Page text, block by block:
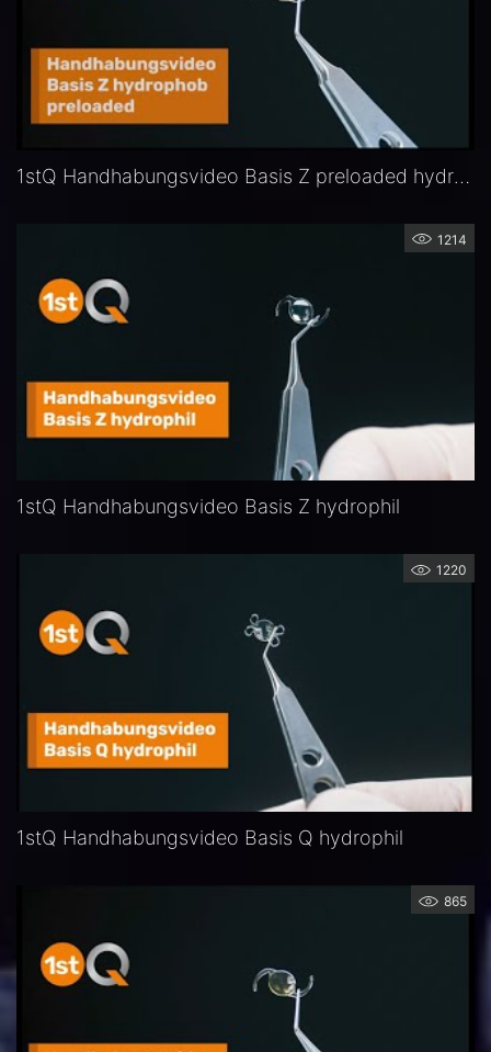
1stQ Handhabungsvideo Basis Z preloaded hydrophob
1214
1stQ Handhabungsvideo Basis Z hydrophil
1220
1stQ Handhabungsvideo Basis Q hydrophil
865